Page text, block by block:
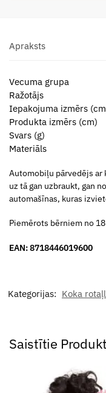
Apraksts
Vecuma grupa
Ražotājs
Iepakojuma izmērs
Produkta izmērs (cm)
Svars (g)
Materiāls
Automobiļu pārvedējs ar
uz tā gan uzbraukt, gan
automašīnas, kuras
Piemērots bērniem no
EAN: 8718446019600
Kategorijas: Koka
Saistītie